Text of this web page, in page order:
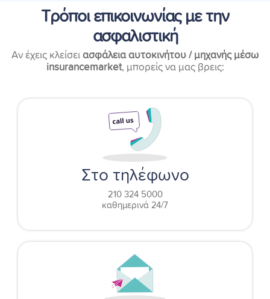
Τρόποι επικοινωνίας με την
ασφαλιστική
Αν έχεις κλείσει ασφάλεια αυτοκινήτου / μηχανής μέσω
insurancemarket, μπορείς να μας βρεις:
Στο τηλέφωνο
210 324 5000
καθημερινά 24/7